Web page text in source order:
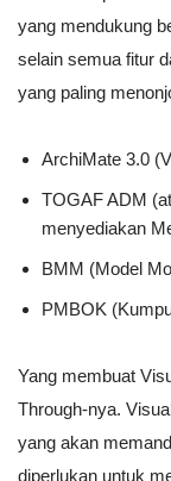
yang mendukung
selain semua fitur
yang paling
ArchiMate 3.0
TOGAF ADM
menyediakan
BMM (Model
PMBOK
Yang membuat
Through-nya.
yang akan
diperlukan untuk